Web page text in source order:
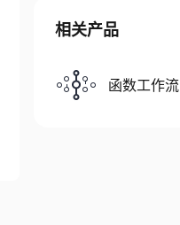
相关产品
函数工作流